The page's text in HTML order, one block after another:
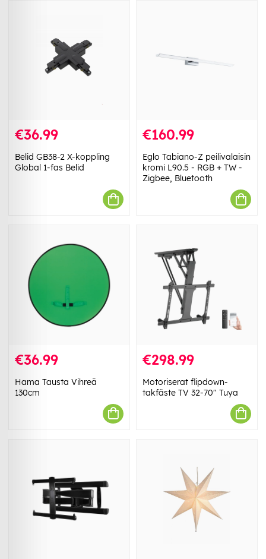
€36.99
Belid GB38-2 X-koppling
Global 1-fas Belid
€160.99
Eglo Tabiano-Z peilivalaisin
kromi L90.5 - RGB + TW -
Zigbee, Bluetooth
€36.99
Hama Tausta Vihreä
130cm
€298.99
Motoriserat flipdown-
takfäste TV 32-70" Tuya